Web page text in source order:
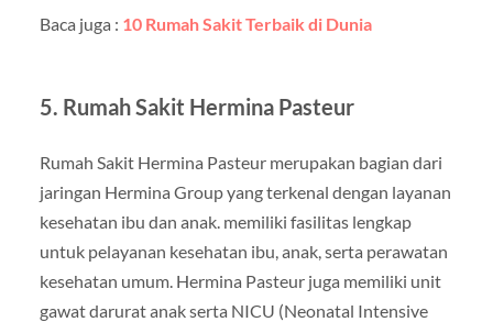
Baca juga : 10 Rumah Sakit Terbaik di Dunia
5. Rumah Sakit Hermina Pasteur
Rumah Sakit Hermina Pasteur merupakan bagian dari
jaringan Hermina Group yang terkenal dengan layanan
kesehatan ibu dan anak. memiliki fasilitas lengkap
untuk pelayanan kesehatan ibu, anak, serta perawatan
kesehatan umum. Hermina Pasteur juga memiliki unit
gawat darurat anak serta NICU (Neonatal Intensive